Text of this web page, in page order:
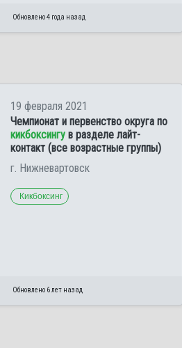
Обновлено 4 года назад
19 февраля 2021
Чемпионат и первенство округа по
кикбоксингу в разделе лайт-
контакт (все возрастные группы)
г. Нижневартовск
Кикбоксинг
Обновлено 6 лет назад